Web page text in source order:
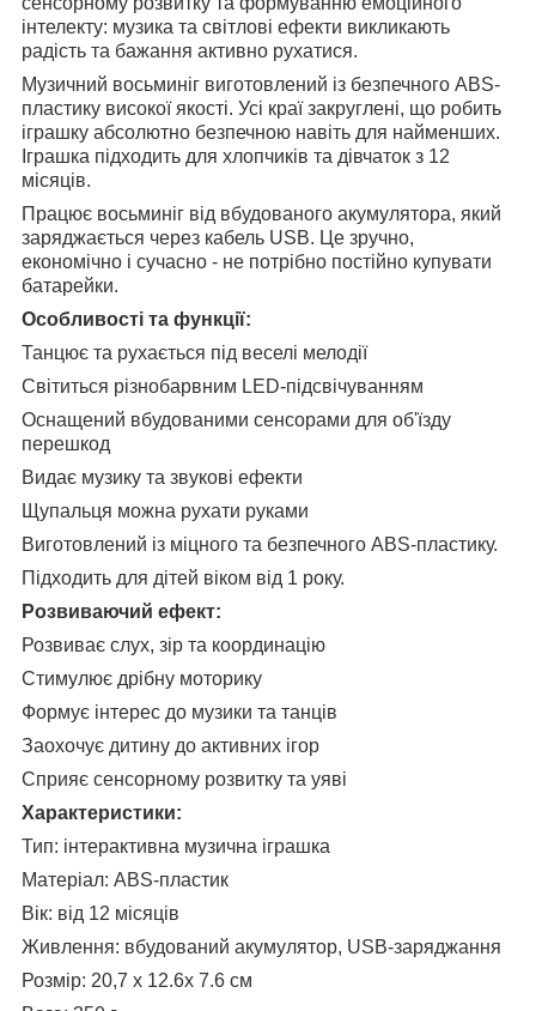
інтелекту: музика та світлові ефекти викликають
радість та бажання активно рухатися.
Музичний восьминіг виготовлений із безпечного ABS-
пластику високої якості. Усі краї закруглені, що робить
іграшку абсолютно безпечною навіть для найменших.
Іграшка підходить для хлопчиків та дівчаток з 12
місяців.
Працює восьминіг від вбудованого акумулятора, який
заряджається через кабель USB. Це зручно,
економічно і сучасно - не потрібно постійно купувати
батарейки.
Особливості та функції:
Танцює та рухається під веселі мелодії
Світиться різнобарвним LED-підсвічуванням
Оснащений вбудованими сенсорами для об'їзду
перешкод
Видає музику та звукові ефекти
Щупальця можна рухати руками
Виготовлений із міцного та безпечного ABS-пластику.
Підходить для дітей віком від 1 року.
Розвиваючий ефект:
Розвиває слух, зір та координацію
Стимулює дрібну моторику
Формує інтерес до музики та танців
Заохочує дитину до активних ігор
Сприяє сенсорному розвитку та уяві
Характеристики:
Тип: інтерактивна музична іграшка
Матеріал: ABS-пластик
Вік: від 12 місяців
Живлення: вбудований акумулятор, USB-заряджання
Розмір: 20,7 x 12.6x 7.6 см